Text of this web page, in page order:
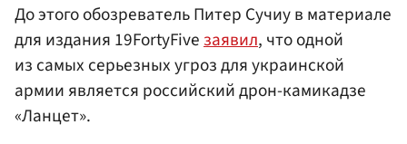
До этого обозреватель Питер Сучиу в материале
для издания 19FortyFive заявил, что одной
из самых серьезных угроз для украинской
армии является российский дрон-камикадзе
«Ланцет».